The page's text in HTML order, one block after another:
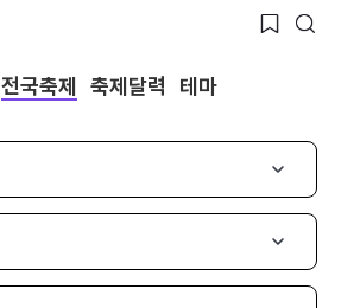
전국축제 축제달력 테마